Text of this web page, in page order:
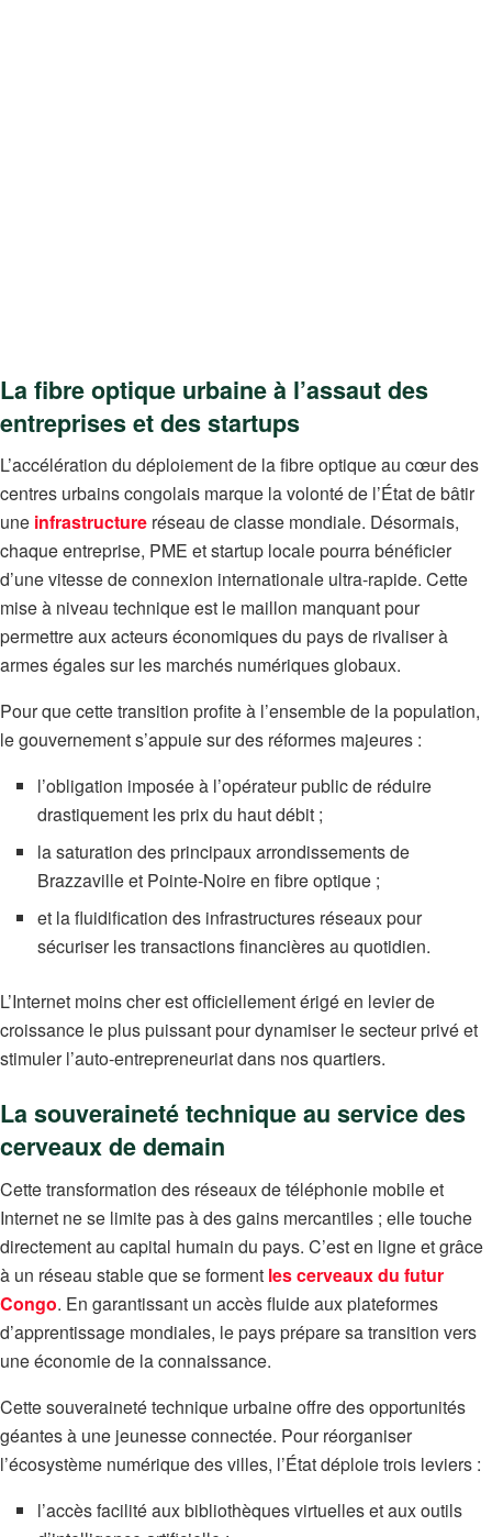
La fibre optique urbaine à l’assaut des
entreprises et des startups
L’accélération du déploiement de la fibre optique au cœur des
centres urbains congolais marque la volonté de l’État de bâtir
une infrastructure réseau de classe mondiale. Désormais,
chaque entreprise, PME et startup locale pourra bénéficier
d’une vitesse de connexion internationale ultra-rapide. Cette
mise à niveau technique est le maillon manquant pour
permettre aux acteurs économiques du pays de rivaliser à
armes égales sur les marchés numériques globaux.
Pour que cette transition profite à l’ensemble de la population,
le gouvernement s’appuie sur des réformes majeures :
l’obligation imposée à l’opérateur public de réduire
drastiquement les prix du haut débit ;
la saturation des principaux arrondissements de
Brazzaville et Pointe-Noire en fibre optique ;
et la fluidification des infrastructures réseaux pour
sécuriser les transactions financières au quotidien.
L’Internet moins cher est officiellement érigé en levier de
croissance le plus puissant pour dynamiser le secteur privé et
stimuler l’auto-entrepreneuriat dans nos quartiers.
La souveraineté technique au service des
cerveaux de demain
Cette transformation des réseaux de téléphonie mobile et
Internet ne se limite pas à des gains mercantiles ; elle touche
directement au capital humain du pays. C’est en ligne et grâce
à un réseau stable que se forment les cerveaux du futur
Congo. En garantissant un accès fluide aux plateformes
d’apprentissage mondiales, le pays prépare sa transition vers
une économie de la connaissance.
Cette souveraineté technique urbaine offre des opportunités
géantes à une jeunesse connectée. Pour réorganiser
l’écosystème numérique des villes, l’État déploie trois leviers :
l’accès facilité aux bibliothèques virtuelles et aux outils